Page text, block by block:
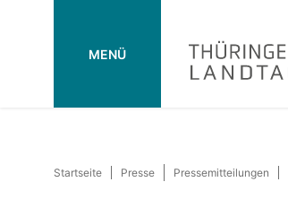
MENÜ
Startseite Presse Pressemitteilungen